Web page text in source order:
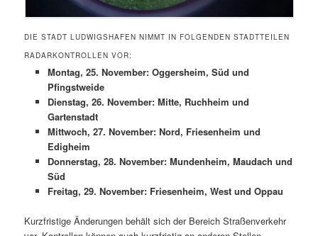
DIE STADT LUDWIGSHAFEN NIMMT IN FOLGENDEN STADTTEILEN
RADARKONTROLLEN VOR:
Montag, 25. November: Oggersheim, Süd und
Pfingstweide
Dienstag, 26. November: Mitte, Ruchheim und
Gartenstadt
Mittwoch, 27. November: Nord, Friesenheim und
Edigheim
Donnerstag, 28. November: Mundenheim, Maudach und
Süd
Freitag, 29. November: Friesenheim, West und Oppau
Kurzfristige Änderungen behält sich der Bereich Straßenverkehr